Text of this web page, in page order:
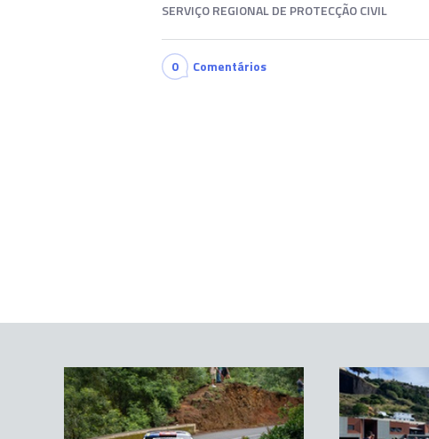
SERVIÇO REGIONAL DE PROTECÇÃO CIVIL
0 Comentários